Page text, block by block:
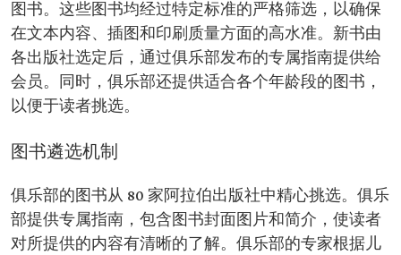
图书。这些图书均经过特定标准的严格筛选，以确保
在文本内容、插图和印刷质量方面的高水准。新书由
各出版社选定后，通过俱乐部发布的专属指南提供给
会员。同时，俱乐部还提供适合各个年龄段的图书，
以便于读者挑选。
图书遴选机制
俱乐部的图书从 80 家阿拉伯出版社中精心挑选。俱乐
部提供专属指南，包含图书封面图片和简介，使读者
对所提供的内容有清晰的了解。俱乐部的专家根据儿